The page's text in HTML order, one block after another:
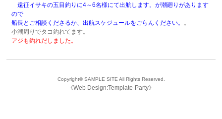
遠征イサキの五目釣りに4～6名様にて出航します。が潮廻りがあります
ので
船長とご相談くださるか、出航スケジュールをごらんください。 。
小潮周りでタコ釣れてます。
アジも釣れだしました。
Copyright©SAMPLE SITE All Rights Reserved.
《Web Design:Template-Party》